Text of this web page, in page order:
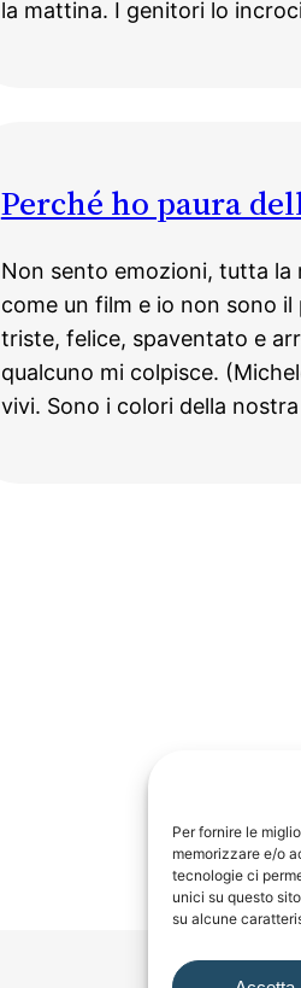
Per fornire le
memorizzare e/o
tecnologie ci
unici su questo
su alcune
la mattina. I genitori lo
Perché ho paura
Non sento emozioni, tutta la
come un film e io non sono
triste, felice, spaventato e
qualcuno mi colpisce.
vivi. Sono i colori della